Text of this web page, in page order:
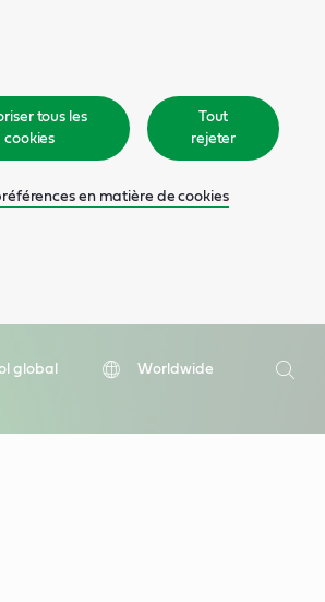
tous les
cookies
Tout
rejeter
en matière de cookies
global
Worldwide